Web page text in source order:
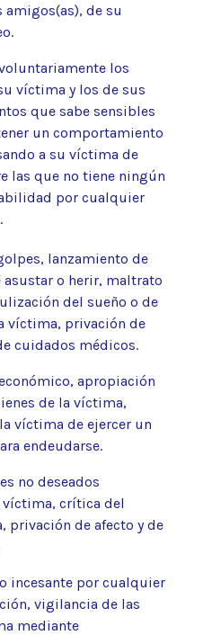
amigos(as), de su
los
víctima y los de sus
que sabe sensibles
un comportamiento
a su víctima de
las que no tiene ningún
por cualquier
lanzamiento de
o herir, maltrato
del sueño o de
víctima, privación de
cuidados médicos.
apropiación
de la víctima,
víctima de ejercer un
endeudarse.
no deseados
crítica del
privación de afecto y de
incesante por cualquier
vigilancia de las
mediante